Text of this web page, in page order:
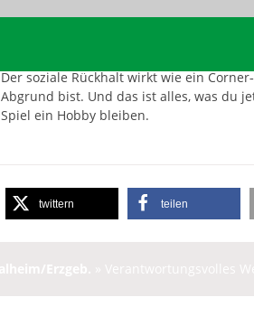
Der soziale Rückhalt wirkt wie ein
Abgrund bist. Und das ist alles, was du
Spiel ein Hobby bleiben.
twittern teilen